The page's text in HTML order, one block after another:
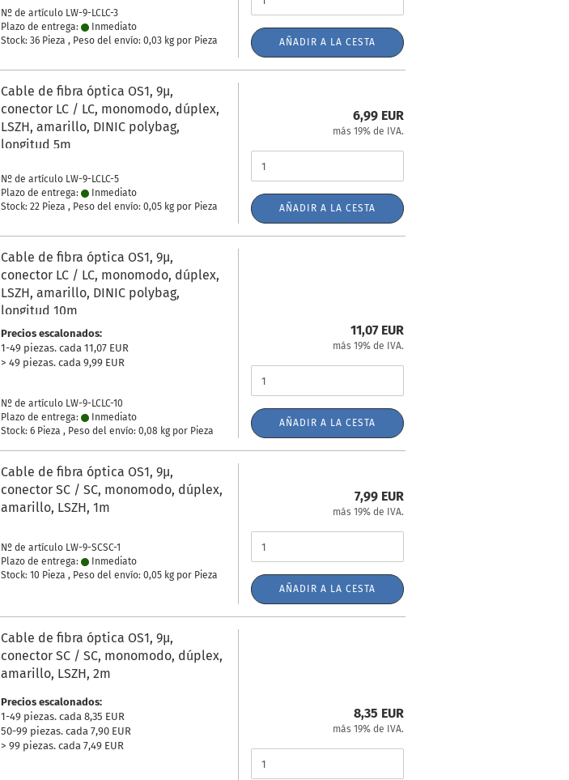
Nº de artículo LW-9-LCLC-3
Plazo de entrega:
Inmediato
Stock: 36 Pieza , Peso del envío:0,03 kg por Pieza AÑADIR A LA CESTA
Cable de fibra óptica OS1, 9µ,
conector LC / LC, monomodo, dúplex,
LSZH, amarillo, DINIC polybag,
longitud 5m
Nº de artículo LW-9-LCLC-5
Plazo de entrega:
Inmediato
Stock: 22 Pieza , Peso del envío:0,05 kg por Pieza
6,99 EUR
más 19% de IVA.
AÑADIR A LA CESTA
Cable de fibra óptica OS1, 9µ,
conector LC / LC, monomodo, dúplex,
LSZH, amarillo, DINIC polybag,
longitud 10m
Precios escalonados:
1-49 piezas. cada 11,07 EUR
> 49 piezas. cada 9,99 EUR
Nº de artículo LW-9-LCLC-10
Plazo de entrega:
Inmediato
Stock: 6 Pieza , Peso del envío:0,08 kg por Pieza
11,07 EUR
más 19% de IVA.
AÑADIR A LA CESTA
Cable de fibra óptica OS1, 9µ,
conector SC / SC, monomodo, dúplex,
amarillo, LSZH, 1m
Nº de artículo LW-9-SCSC-1
Plazo de entrega:
Inmediato
Stock: 10 Pieza , Peso del envío:0,05 kg por Pieza
7,99 EUR
más 19% de IVA.
AÑADIR A LA CESTA
Cable de fibra óptica OS1, 9µ,
conector SC / SC, monomodo, dúplex,
amarillo, LSZH, 2m
Precios escalonados:
1-49 piezas. cada 8,35 EUR
50-99 piezas. cada 7,90 EUR
> 99 piezas. cada 7,49 EUR
8,35 EUR
más 19% de IVA.